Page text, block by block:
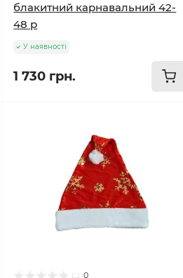
блакитний карнавальний 42-
48 р
У наявності
1 730 грн.
0